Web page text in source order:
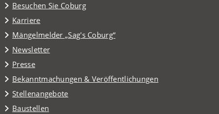
Besuchen Sie Coburg
(Öffnet
in
einem
neuen
Tab)
Karriere
Mängelmelder „Sag's Coburg“
(Öffnet
in
einem
neuen
Tab)
Newsletter
Presse
Bekanntmachungen & Veröffentlichungen
Stellenangebote
Baustellen